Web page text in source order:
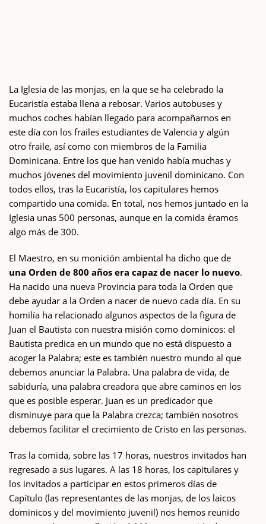
La Iglesia de las monjas, en la que se ha celebrado la
Eucaristía estaba llena a rebosar. Varios autobuses y
muchos coches habían llegado para acompañarnos en
este día con los frailes estudiantes de Valencia y algún
otro fraile, así como con miembros de la Familia
Dominicana. Entre los que han venido había muchas y
muchos jóvenes del movimiento juvenil dominicano. Con
todos ellos, tras la Eucaristía, los capitulares hemos
compartido una comida. En total, nos hemos juntado en la
Iglesia unas 500 personas, aunque en la comida éramos
algo más de 300.
El Maestro, en su monición ambiental ha dicho que de
una Orden de 800 años era capaz de nacer lo nuevo.
Ha nacido una nueva Provincia para toda la Orden que
debe ayudar a la Orden a nacer de nuevo cada día. En su
homilía ha relacionado algunos aspectos de la figura de
Juan el Bautista con nuestra misión como dominicos: el
Bautista predica en un mundo que no está dispuesto a
acoger la Palabra; este es también nuestro mundo al que
debemos anunciar la Palabra. Una palabra de vida, de
sabiduría, una palabra creadora que abre caminos en los
que es posible esperar. Juan es un predicador que
disminuye para que la Palabra crezca; también nosotros
debemos facilitar el crecimiento de Cristo en las personas.
Tras la comida, sobre las 17 horas, nuestros invitados han
regresado a sus lugares. A las 18 horas, los capitulares y
los invitados a participar en estos primeros días de
Capítulo (las representantes de las monjas, de los laicos
dominicos y del movimiento juvenil) nos hemos reunido